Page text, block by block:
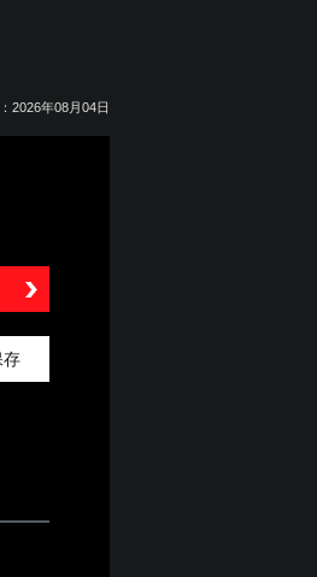
2026年08月04日
存